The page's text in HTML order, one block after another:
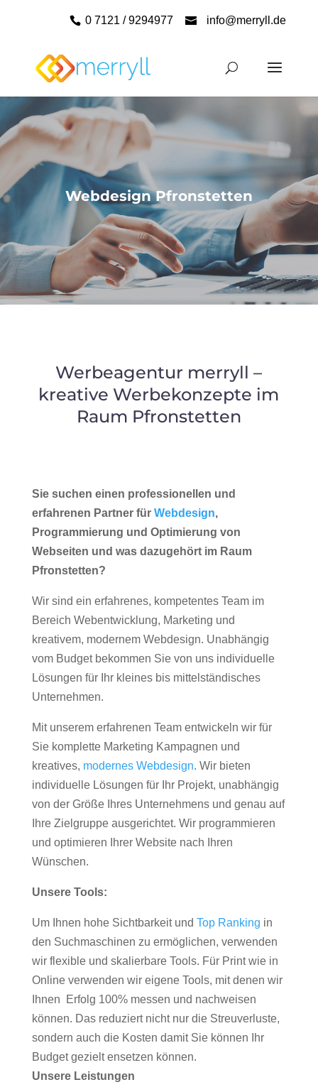
0 7121 / 9294977 info@merryll.de
Webdesign Pfronstetten
Werbeagentur merryll –
kreative Werbekonzepte im
Raum Pfronstetten
Sie suchen einen professionellen und
erfahrenen Partner für Webdesign,
Programmierung und Optimierung von
Webseiten und was dazugehört im Raum
Pfronstetten?
Wir sind ein erfahrenes, kompetentes Team im
Bereich Webentwicklung, Marketing und
kreativem, modernem Webdesign. Unabhängig
vom Budget bekommen Sie von uns individuelle
Lösungen für Ihr kleines bis mittelständisches
Unternehmen.
Mit unserem erfahrenen Team entwickeln wir für
Sie komplette Marketing Kampagnen und
kreatives, modernes Webdesign. Wir bieten
individuelle Lösungen für Ihr Projekt, unabhängig
von der Größe Ihres Unternehmens und genau auf
Ihre Zielgruppe ausgerichtet. Wir programmieren
und optimieren Ihrer Website nach Ihren
Wünschen.
Unsere Tools:
Um Ihnen hohe Sichtbarkeit und Top Ranking in
den Suchmaschinen zu ermöglichen, verwenden
wir flexible und skalierbare Tools. Für Print wie in
Online verwenden wir eigene Tools, mit denen wir
Ihnen Erfolg 100% messen und nachweisen
können. Das reduziert nicht nur die Streuverluste,
sondern auch die Kosten damit Sie können Ihr
Budget gezielt ensetzen können.
Unsere Leistungen